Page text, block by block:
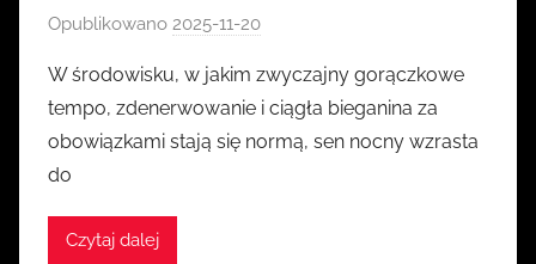
Opublikowano 2025-11-20
z
e
z
W środowisku, w jakim zwyczajny gorączkowe
tempo, zdenerwowanie i ciągła bieganina za
obowiązkami stają się normą, sen nocny wzrasta
do
Czytaj dalej